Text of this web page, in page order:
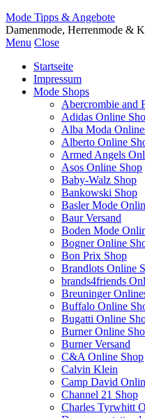
Mode Tipps & Angebote
Damenmode, Herrenmode &
Menu Close
Startseite
Impressum
Mode Shops
Abercrombie and
Adidas Online
Alba Moda
Alberto Online
Armed Angels
Asos Online Shop
Baby-Walz Shop
Bankowski Shop
Basler Mode
Baur Versand
Boden Mode
Bogner Online
Bon Prix Shop
Brandlots Online
brands4friends
Breuninger
Buffalo Online
Bugatti Online
Burner Online
Burner Versand
C&A Online Shop
Calvin Klein
Camp David
Channel 21 Shop
Charles Tyrwhitt